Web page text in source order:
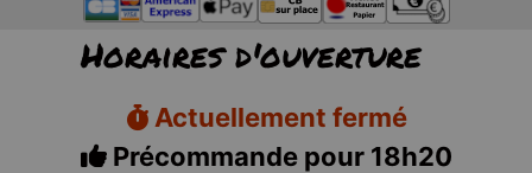
Horaires d'ouverture
Actuellement fermé
Précommande pour 18h20